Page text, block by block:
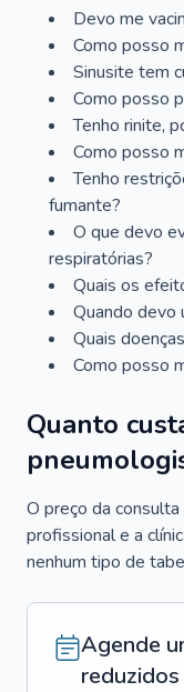
Devo me
Como posso
Sinusite tem
Como posso
Tenho rinite,
Como posso
Tenho
fumante?
O que devo
respiratórias?
Quais os
Quando devo
Quais
Como posso
Quanto
O preço da
profissional e a
nenhum tipo de
Agende
reduzidos